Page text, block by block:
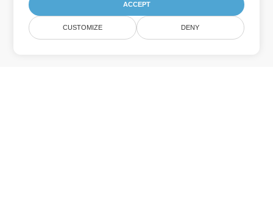
Aspose.Cells untuk
Python melalui .NET 26.5.0
Windows x86 64bit
Aspose.Cells untuk Python
melalui .NET 26.6.0 MacOS
x86 64bit
ACCEPT
CUSTOMIZE DENY